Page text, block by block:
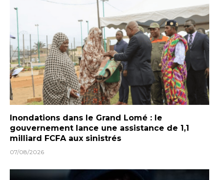
Inondations dans le Grand Lomé : le
gouvernement lance une assistance de 1,1
milliard FCFA aux sinistrés
07/08/2026